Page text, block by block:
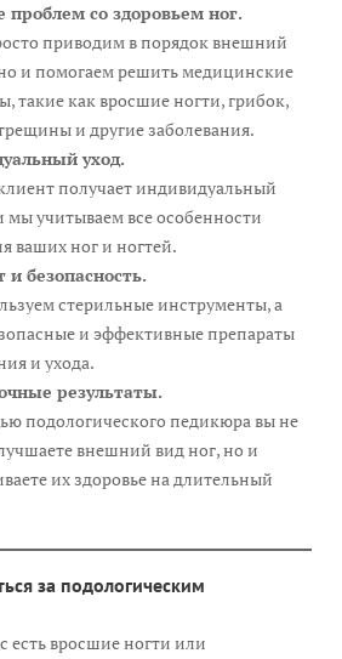
проблем со здоровьем ног.
приводим в порядок внешний
и помогаем решить медицинские
такие как вросшие ногти, грибок,
и другие заболевания.
уход.
получает индивидуальный
мы учитываем все особенности
ваших ног и ногтей.
безопасность.
стерильные инструменты, а
и эффективные препараты
и ухода.
результаты.
подологического педикюра вы не
внешний вид ног, но и
их здоровье на длительный
за подологическим
есть вросшие ногти или